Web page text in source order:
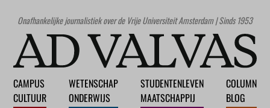
Onafhankelijke journalistiek over de Vrije Universiteit Amsterdam | Sinds 1953
CAMPUS
CULTUUR
WETENSCHAP
ONDERWIJS
STUDENTENLEVEN
MAATSCHAPPIJ
COLUMN
BLOG